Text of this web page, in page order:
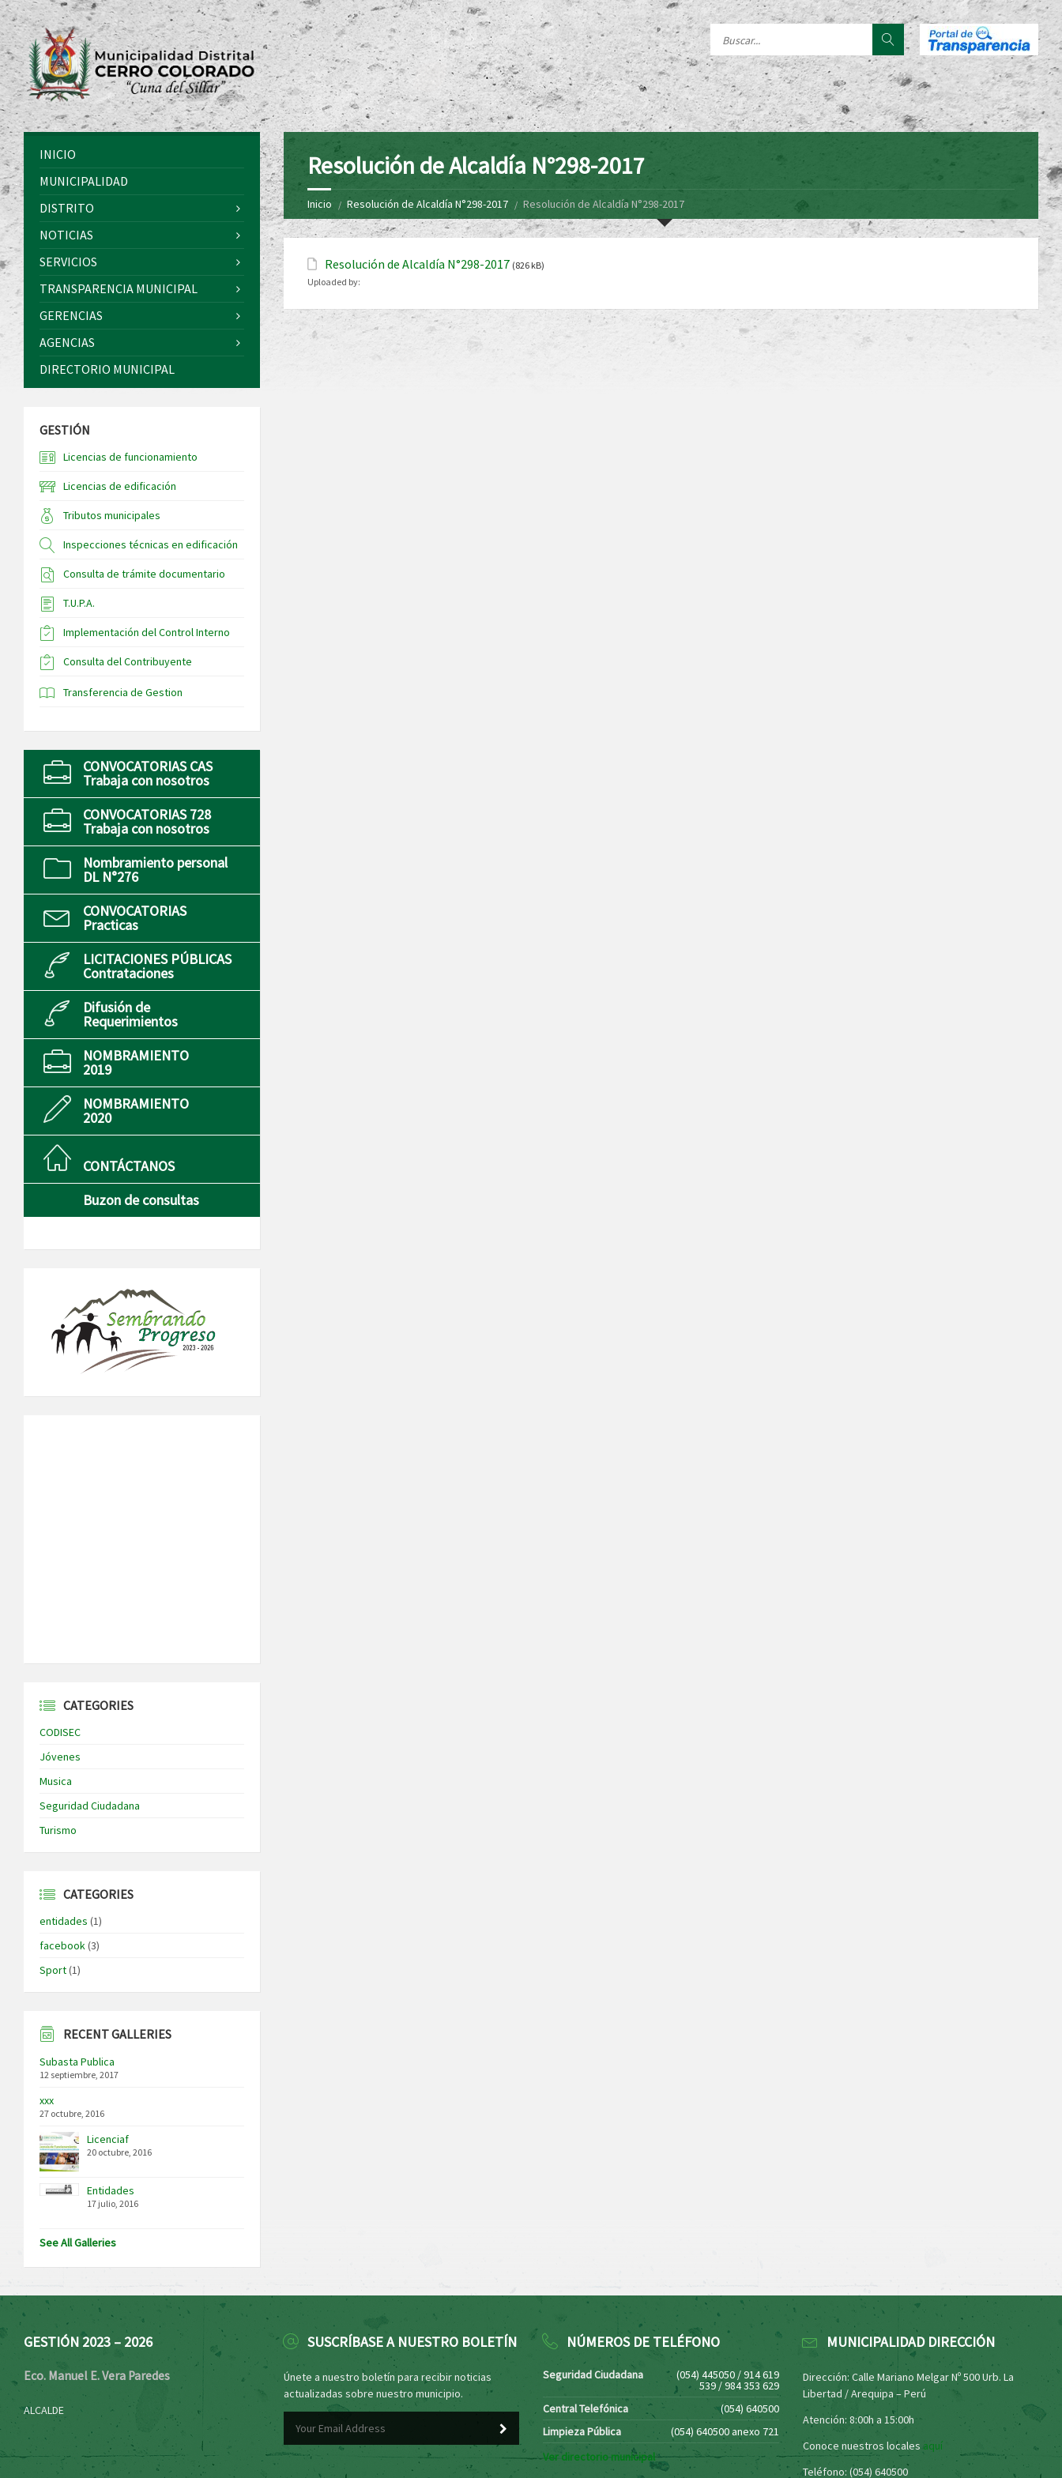
Resolución de Alcaldía N°298-2017
Inicio Resolución de Alcaldía N°298-2017 Resolución de Alcaldía N°298-2017
Resolución de Alcaldía N°298-2017 (826 kB)
Uploaded by:
INICIO
MUNICIPALIDAD
DISTRITO
NOTICIAS
SERVICIOS
TRANSPARENCIA MUNICIPAL
GERENCIAS
AGENCIAS
DIRECTORIO MUNICIPAL
GESTIÓN
Licencias de funcionamiento
Licencias de edificación
Tributos municipales
Inspecciones técnicas en edificación
Consulta de trámite documentario
T.U.P.A.
Implementación del Control Interno
Consulta del Contribuyente
Transferencia de Gestion
CONVOCATORIAS CAS
Trabaja con nosotros
CONVOCATORIAS 728
Trabaja con nosotros
Nombramiento personal
DL N°276
CONVOCATORIAS
Practicas
LICITACIONES PÚBLICAS
Contrataciones
Difusión de
Requerimientos
NOMBRAMIENTO
2019
NOMBRAMIENTO
2020
CONTÁCTANOS
Buzon de consultas
CATEGORIES
CODISEC
Jóvenes
Musica
Seguridad Ciudadana
Turismo
CATEGORIES
entidades (1)
facebook(3)
Sport(1)
RECENT GALLERIES
Subasta Publica
12 septiembre, 2017
xxx
27 octubre, 2016
Licenciaf
20 octubre, 2016
Entidades
17 julio, 2016
See All Galleries
GESTIÓN 2023 – 2026
Eco. Manuel E. Vera Paredes
ALCALDE
SUSCRÍBASE A NUESTRO BOLETÍN
Únete a nuestro boletín para recibir noticias
actualizadas sobre nuestro municipio.
NÚMEROS DE TELÉFONO
Seguridad Ciudadana (054) 445050 / 914 619
539 / 984 353 629
Central Telefónica
(054) 640500
Limpieza Pública
(054) 640500 anexo 721
Ver directorio municipal
MUNICIPALIDAD DIRECCIÓN
Dirección: Calle Mariano Melgar Nº 500 Urb. La
Libertad / Arequipa – Perú
Atención: 8:00h a 15:00h
Conoce nuestros locales aquí
Teléfono: (054) 640500